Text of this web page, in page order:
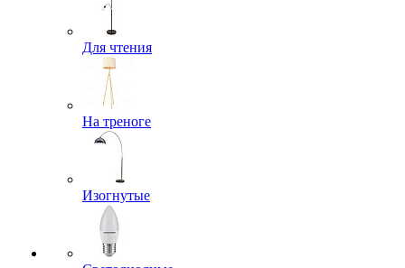
Для чтения
На треноге
Изогнутые